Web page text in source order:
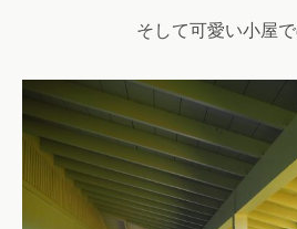
そして可愛い小屋